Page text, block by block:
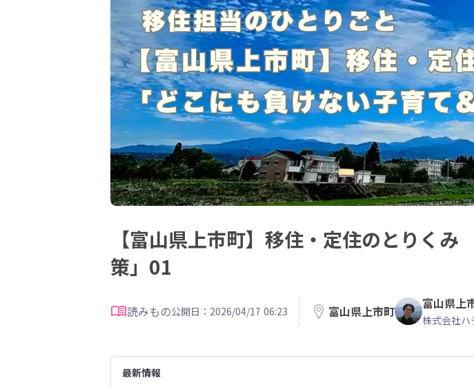
【富山県上市町】移住・定住のとりく
策」01
読みもの公開日：2026/04/17 06:23 富山県上市町 富山県上
株式会社ハ
最新情報